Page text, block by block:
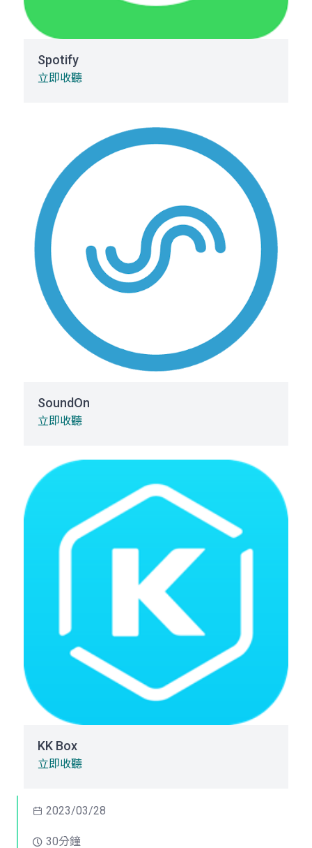
Spotify
立即收聽
SoundOn
立即收聽
KK Box
立即收聽
2023/03/28
30分鐘